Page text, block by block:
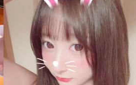
出勤予定
えな・みくう
みずき・きよ